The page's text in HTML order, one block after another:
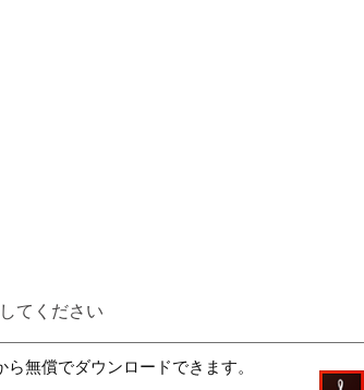
てください
無償でダウンロードできます。